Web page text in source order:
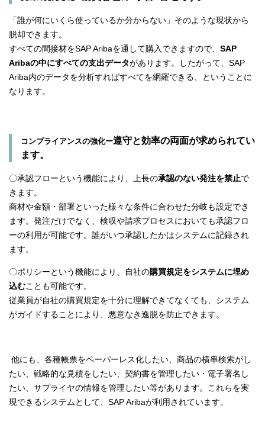
「誰が何にいくら使っているか分からない」そのような現状から
脱却できます。
すべての間接材をSAP Aribaを通して購入できますので、 SAP
Aribaの中にすべての支出データがあります。したがって、SAP
Ariba内のデータを分析すればすべてを網羅できる、ということに
なります。
コンプライアンスの強化ー遵守と効率の両面が求められてい
ます。
〇承認フローという機能により、上長の承認のない発注を禁止で
きます。
商材や金額・部署といった様々な条件に合わせた分岐も設定でき
ます。発注だけでなく、検収や請求プロセスにおいても承認フロ
ーの利用が可能です。誰がいつ承認したかはシステムに記録され
ます。
〇ポリシーという機能により、自社の購買規定をシステムに埋め
込むことも可能です。
従業員が自社の購買規定を十分に理解できてなくても、システム
がガイドすることにより、悪意なき逸脱を防止できます。
他にも、各種帳票をペーパーレス化したい、商品の横串検索がし
たい、戦略的な見積をしたい、契約書を管理したい・電子署名し
たい、サプライヤの情報を管理したい等があります。これらを実
現できるシステムとして、SAP Aribaが利用されています。